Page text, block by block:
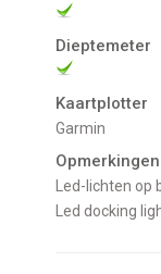
Dieptemeter
Kaartplotter
Garmin
Opmerkingen
Led-lichten
Led docking